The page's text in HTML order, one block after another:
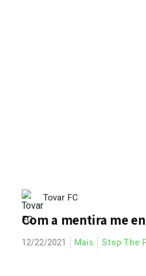
Tovar FC
Com a mentira me
12/22/2021 Mais Stop The